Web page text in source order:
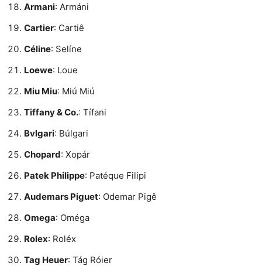
Armani: Armáni
Cartier: Cartiê
Céline: Selíne
Loewe: Loue
Miu Miu: Miú Miú
Tiffany & Co.: Tífani
Bvlgari: Búlgari
Chopard: Xopár
Patek Philippe: Patéque Filipi
Audemars Piguet: Odemar Pigê
Omega: Oméga
Rolex: Roléx
Tag Heuer: Tág Róier